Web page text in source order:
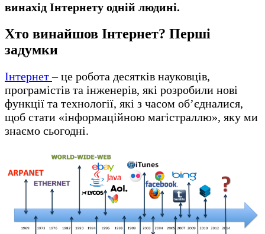
винахід Інтернету одній людині.
Хто винайшов Інтернет? Перші
задумки
Інтернет– це робота десятків науковців,
програмістів та інженерів, які розробили нові
функції та технології, які з часом об’єдналися,
щоб стати «інформаційною магістраллю», яку ми
знаємо сьогодні.